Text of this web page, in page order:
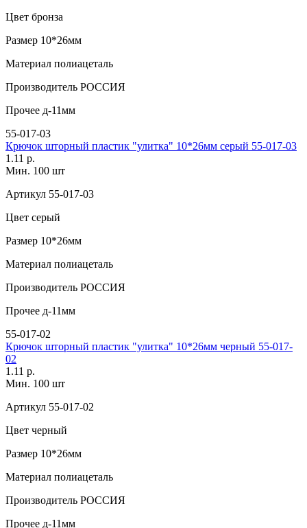
Цвет бронза
Размер 10*26мм
Материал полиацеталь
Производитель РОССИЯ
Прочее д-11мм
55-017-03
Крючок шторный пластик "улитка" 10*26мм серый 55-017-03
1.11 р.
Мин. 100 шт
Артикул 55-017-03
Цвет серый
Размер 10*26мм
Материал полиацеталь
Производитель РОССИЯ
Прочее д-11мм
55-017-02
Крючок шторный пластик "улитка" 10*26мм черный 55-017-
02
1.11 р.
Мин. 100 шт
Артикул 55-017-02
Цвет черный
Размер 10*26мм
Материал полиацеталь
Производитель РОССИЯ
Прочее д-11мм